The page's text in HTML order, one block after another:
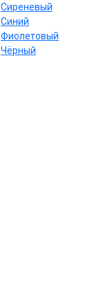
Сиреневый
Cиний
Фиолетовый
Чёрный